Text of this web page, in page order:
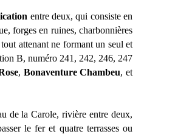
entre deux, qui consiste en
forges en ruines, charbonnières
attenant ne formant un seul et
B, numéro 241, 242, 246, 247
, Bonaventure Chambeu, et
de la Carole, rivière entre deux,
le fer et quatre terrasses ou